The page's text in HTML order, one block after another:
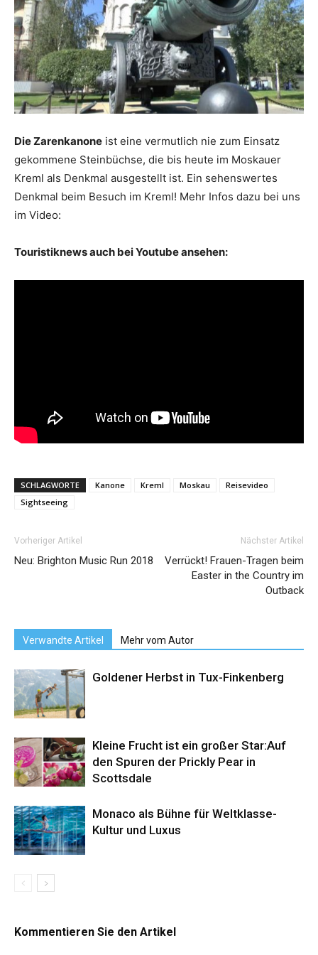
Reiseempfehlungen.
Die Zarenkanone ist eine vermutlich nie zum Einsatz
gekommene Steinbüchse, die bis heute im Moskauer
Kreml als Denkmal ausgestellt ist. Ein sehenswertes
Denkmal beim Besuch im Kreml! Mehr Infos dazu bei uns
im Video:
Touristiknews auch bei Youtube ansehen:
SCHLAGWORTE Kanone Kreml Moskau
Reisevideo
Sightseeing
Vorheriger Artikel
Neu: Brighton Music Run 2018
Nächster Artikel
Verrückt! Frauen-Tragen beim
Easter in the Country im
Outback
Verwandte Artikel Mehr vom Autor
Goldener Herbst in Tux-Finkenberg
Kleine Frucht ist ein großer Star:Auf
den Spuren der Prickly Pear in
Scottsdale
Monaco als Bühne für Weltklasse-
Kultur und Luxus
Kommentieren Sie den Artikel